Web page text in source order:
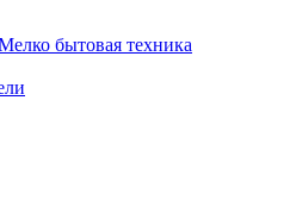
бытовая техника